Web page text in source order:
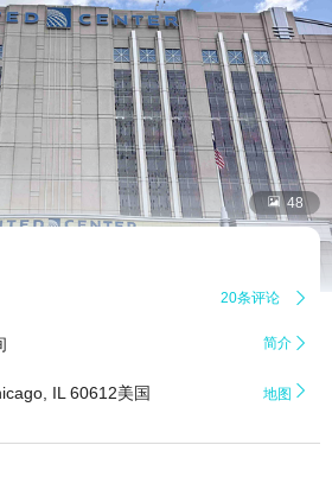
 48
20条评论 
简介 
IL 60612美国 地图 